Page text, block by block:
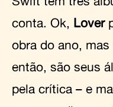
conta. Ok, Lover
obra do ano,
então, são seus
pela crítica – e